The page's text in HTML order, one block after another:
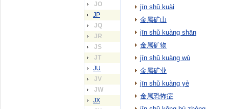
JO
JP
JQ
JR
JS
JT
JU
JV
JW
JX
jīn shǔ kuài
金属矿山
jīn shǔ kuàng shān
金属矿物
jīn shǔ kuàng wù
金属矿业
jīn shǔ kuàng yè
金属恐怖症